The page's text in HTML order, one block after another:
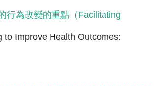
行為改變的重點（Facilitating
to Improve Health Outcomes: